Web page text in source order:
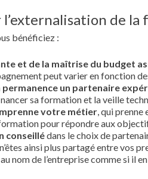
de la
bénéficiez :
et de la maîtrise du budget
peut varier en fonction
permanence un partenaire
sa formation et la veille
votre métier, qui prenne
pour répondre aux
conseillédans le choix de
ainsi plus partagé entre vos
nom de l’entreprise comme si il